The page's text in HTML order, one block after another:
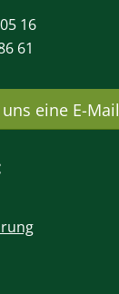
16
61
eine E-Mail